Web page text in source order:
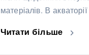
матеріалів. В
Читати більше